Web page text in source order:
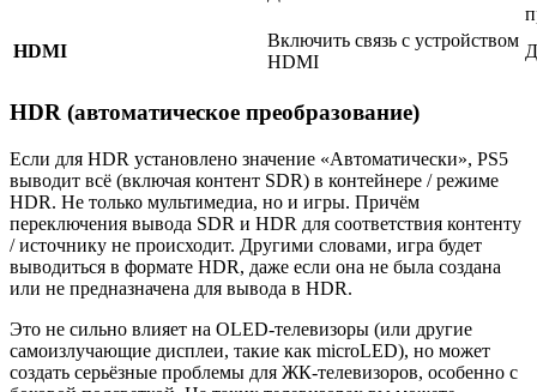
HDMI
Включить связь с устройством
HDMI
HDR (автоматическое преобразование)
Если для HDR установлено значение «Автоматически», PS5
выводит всё (включая контент SDR) в контейнере / режиме
HDR. Не только мультимедиа, но и игры. Причём
переключения вывода SDR и HDR для соответствия контенту
/ источнику не происходит. Другими словами, игра будет
выводиться в формате HDR, даже если она не была создана
или не предназначена для вывода в HDR.
Это не сильно влияет на OLED-телевизоры (или другие
самоизлучающие дисплеи, такие как microLED), но может
создать серьёзные проблемы для ЖК-телевизоров, особенно с